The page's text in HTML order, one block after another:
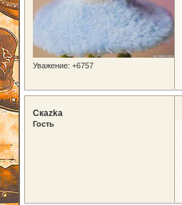
Уважение: +6757
Скаzka
Гость